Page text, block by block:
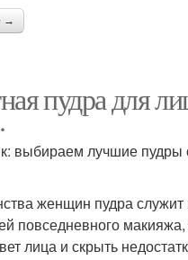
→
пудра для
выбираем лучшие пудры
женщин пудра служит
повседневного
лица и скрыть